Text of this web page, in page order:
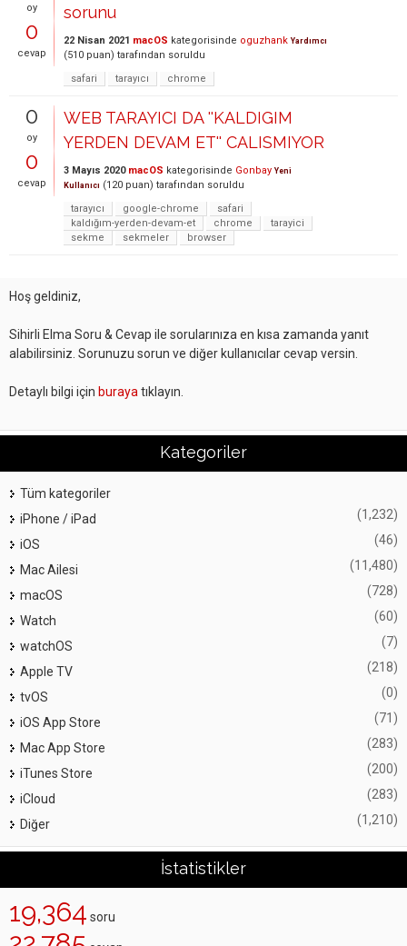
oy
0
cevap
sorunu
22 Nisan 2021 macOS kategorisinde oguzhank Yardımcı
(510 puan) tarafından soruldu
safari
tarayıcı chrome
0
oy
0
cevap
WEB TARAYICI DA ''KALDIGIM
YERDEN DEVAM ET'' CALISMIYOR
3 Mayıs 2020 macOS kategorisinde Gonbay Yeni
Kullanıcı (120 puan) tarafından soruldu
tarayıcı
google-chrome
safari
kaldığım-yerden-devam-et
chrome
tarayici
sekme
sekmeler browser
Hoş geldiniz,
Sihirli Elma Soru & Cevap ile sorularınıza en kısa zamanda yanıt
alabilirsiniz. Sorunuzu sorun ve diğer kullanıcılar cevap versin.
Detaylı bilgi için buraya tıklayın.
Kategoriler
Tüm kategoriler
iPhone / iPad
(1,232)
iOS (46)
Mac Ailesi (11,480)
macOS (728)
Watch (60)
watchOS (7)
Apple TV (218)
tvOS (0)
iOS App Store (71)
Mac App Store (283)
iTunes Store (200)
iCloud (283)
Diğer (1,210)
İstatistikler
19,364 soru